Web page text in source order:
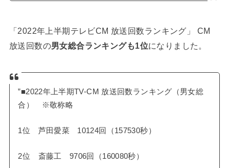
「2022年上半期テレビCM 放送回数ランキング」 CM
放送回数の男女総合ランキングも1位になりました。
”■2022年上半期TV-CM ​放送回数ランキング（男女総
合） ※敬称略
1位 芦田愛菜 10124回（157530秒）
2位 斎藤工 9706回（160080秒）